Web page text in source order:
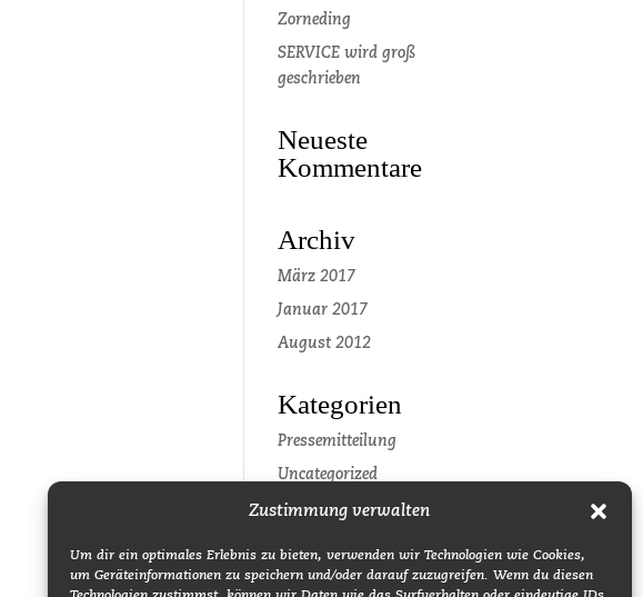
Zustimmung verwalten
Um dir ein optimales Erlebnis zu bieten, verwenden wir Technologien wie Cookies,
um Geräteinformationen zu speichern und/oder darauf zuzugreifen. Wenn du diesen
Zorneding
SERVICE wird groß
geschrieben
Neueste
Kommentare
Archiv
März 2017
Januar 2017
August 2012
Kategorien
Pressemitteilung
Uncategorized
Anmelden